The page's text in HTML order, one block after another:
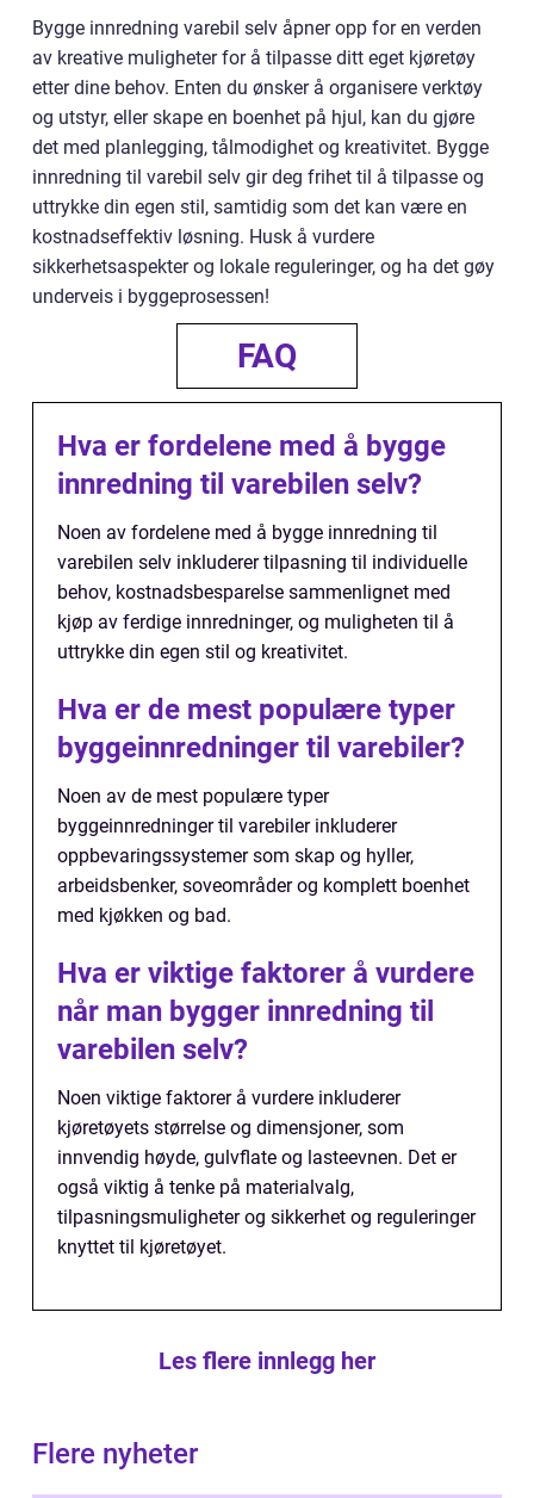
Bygge innredning varebil selv åpner opp for en verden
av kreative muligheter for å tilpasse ditt eget kjøretøy
etter dine behov. Enten du ønsker å organisere verktøy
og utstyr, eller skape en boenhet på hjul, kan du gjøre
det med planlegging, tålmodighet og kreativitet. Bygge
innredning til varebil selv gir deg frihet til å tilpasse og
uttrykke din egen stil, samtidig som det kan være en
kostnadseffektiv løsning. Husk å vurdere
sikkerhetsaspekter og lokale reguleringer, og ha det gøy
underveis i byggeprosessen!
FAQ
Hva er fordelene med å bygge
innredning til varebilen selv?
Noen av fordelene med å bygge innredning til
varebilen selv inkluderer tilpasning til individuelle
behov, kostnadsbesparelse sammenlignet med
kjøp av ferdige innredninger, og muligheten til å
uttrykke din egen stil og kreativitet.
Hva er de mest populære typer
byggeinnredninger til varebiler?
Noen av de mest populære typer
byggeinnredninger til varebiler inkluderer
oppbevaringssystemer som skap og hyller,
arbeidsbenker, soveområder og komplett boenhet
med kjøkken og bad.
Hva er viktige faktorer å vurdere
når man bygger innredning til
varebilen selv?
Noen viktige faktorer å vurdere inkluderer
kjøretøyets størrelse og dimensjoner, som
innvendig høyde, gulvflate og lasteevnen. Det er
også viktig å tenke på materialvalg,
tilpasningsmuligheter og sikkerhet og reguleringer
knyttet til kjøretøyet.
Les flere innlegg her
Flere nyheter